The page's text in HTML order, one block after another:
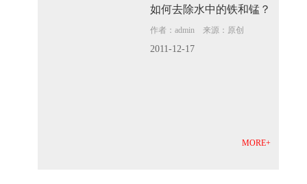
如何去除水中的铁和锰？
作者：admin 来源：原创
2011-12-17
MORE+